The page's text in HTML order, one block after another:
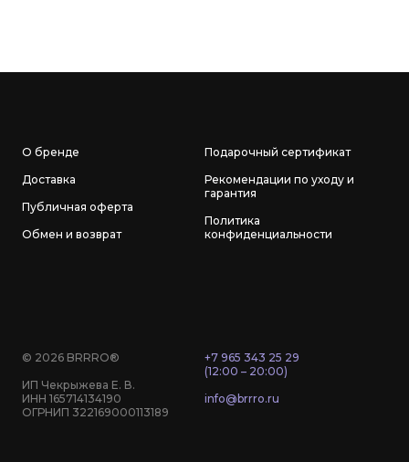
О бренде
Доставка
Публичная оферта
Обмен и возврат
Подарочный сертификат
Рекомендации по уходу и
гарантия
Политика
конфиденциальности
© 2026 BRRRO®
ИП Чекрыжева Е. В.
ИНН 165714134190
ОГРНИП 322169000113189
+7 965 343 25 29
(12:00 – 20:00)
info@brrro.ru